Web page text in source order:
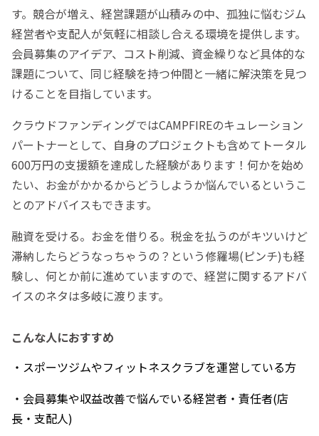
す。競合が増え、経営課題が山積みの中、孤独に悩むジム
経営者や支配人が気軽に相談し合える環境を提供します。
会員募集のアイデア、コスト削減、資金繰りなど具体的な
課題について、同じ経験を持つ仲間と一緒に解決策を見つ
けることを目指しています。
クラウドファンディングではCAMPFIREのキュレーション
パートナーとして、自身のプロジェクトも含めてトータル
600万円の支援額を達成した経験があります！何かを始め
たい、お金がかかるからどうしようか悩んでいるというこ
とのアドバイスもできます。
融資を受ける。お金を借りる。税金を払うのがキツいけど
滞納したらどうなっちゃうの？という修羅場(ピンチ)も経
験し、何とか前に進めていますので、経営に関するアドバ
イスのネタは多岐に渡ります。
こんな人におすすめ
・スポーツジムやフィットネスクラブを運営している方
・会員募集や収益改善で悩んでいる経営者・責任者(店
長・支配人)